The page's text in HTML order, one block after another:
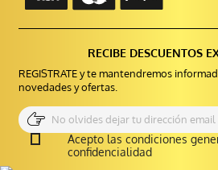
RECIBE DESCUENTOS
REGISTRATE y te mantendremos
novedades y ofertas.
Acepto las condiciones
confidencialidad